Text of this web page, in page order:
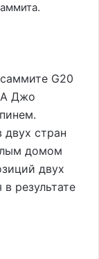
G20
Джо
двух стран
домом
двух
результате